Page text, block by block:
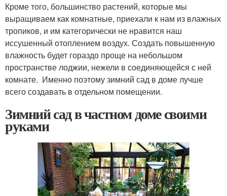
Кроме того, большинство растений, которые мы
выращиваем как комнатные, приехали к нам из влажных
тропиков, и им категорически не нравится наш
иссушенный отоплением воздух. Создать повышенную
влажность будет гораздо проще на небольшом
пространстве лоджии, нежели в соединяющейся с ней
комнате. Именно поэтому зимний сад в доме лучше
всего создавать в отдельном помещении.
Зимний сад в частном доме своими
руками